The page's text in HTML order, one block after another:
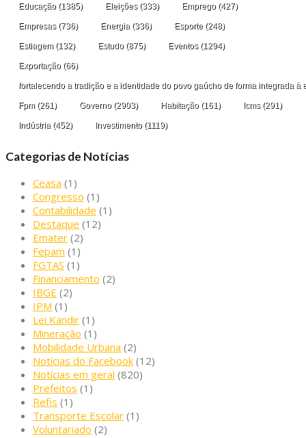
Educação(1385) Eleições(333) Emprego(427)
Empresas(736) Energia (336) Esporte (248)
Estiagem(132) Estudo(875) Eventos(1294)
Exportação(66)
fortalecendo a tradição e a identidade do povo gaúcho de forma integrada
Fpm(261) Governo(2903) Habitação(161) Icms(291)
Indústria (452) Investimento(1119)
Categorias de Notícias
Ceasa (1)
Congresso (1)
Contabilidade (1)
Destaque (12)
Emater (2)
Fepam (1)
FGTAS (1)
Financiamento (2)
IBGE (2)
IPM (1)
Lei Kandir (1)
Mineração (1)
Mobilidade Urbana (2)
Notícias do Facebook (12)
Notícias em geral (820)
Prefeitos (1)
Refis (1)
Transporte Escolar (1)
Voluntariado (2)